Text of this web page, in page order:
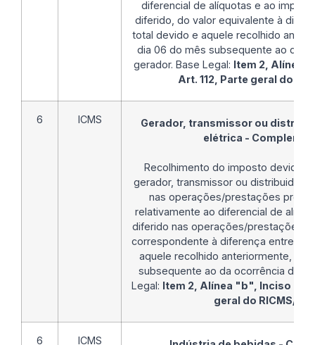
diferencial de alíquotas e ao
diferido, do valor equivalente à
total devido e aquele recolhido
dia 06 do mês subsequente ao da
gerador. Base Legal: Item 2, Alínea
Art. 112, Parte geral do
6 ICMS
Gerador, transmissor ou
elétrica -
Recolhimento do imposto devido
gerador, transmissor ou distribuidor
nas operações/prestações
relativamente ao diferencial de
diferido nas operações/prestações
correspondente à diferença entre o
aquele recolhido anteriormente, até
subsequente ao da ocorrência do
Legal: Item 2, Alínea "b", Inciso I, §
geral do RICMS/MG
6 ICMS